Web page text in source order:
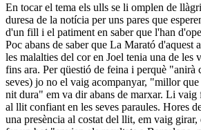
En tocar el tema els ulls se li omplen de
duresa de la notícia per uns pares que
d'un fill i el patiment en saber que l'han
Poc abans de saber que La Marató d'aquest
les malalties del cor en Joel tenia una de les
fins ara. Per qüestió de feina i perquè "anirà
seves) jo no el vaig acompanyar, "millor que
nit dura" em va dir abans de marxar. Li vaig
al llit confiant en les seves paraules. Hores
una presència al costat del llit, em vaig